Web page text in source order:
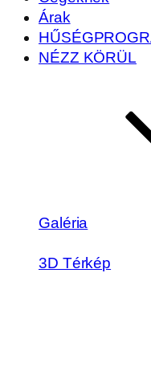
Árak
NÉZZ KÖRÜL
Galéria
3D Térkép